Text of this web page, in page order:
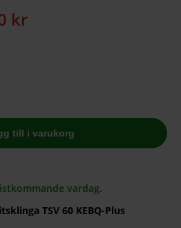
kr
till i varukorg
vardag.
TSV 60 KEBQ-Plus